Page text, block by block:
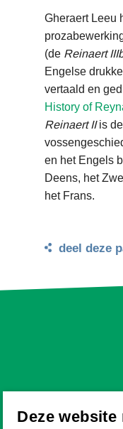
Gheraert Leeu
(deReinaert
Engelse
vertaald en
History of
Reinaert IIis
en het Engels
Deens, het
het Frans.
deel deze
Deze